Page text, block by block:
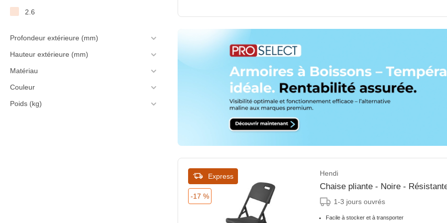
2.6
Profondeur extérieure (mm)
Hauteur extérieure (mm)
Matériau
Couleur
Poids (kg)
-17 %
Express Hendi
Chaise pliante - Noire -
1-3 jours ouvrés
Facile à stocker et à transporter